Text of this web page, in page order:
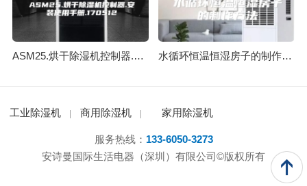
ASM25.烘干除湿机控制器.安装使用手册.170512 水循环恒温恒湿房子的制作方法
工业除湿机 商用除湿机 家用除湿机
服务热线： 133-6050-3273
安诗曼国际生活电器（深圳）有限公司©版权所有